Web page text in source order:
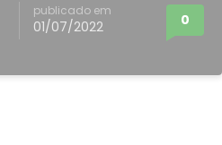
publicado em
01/07/2022 0